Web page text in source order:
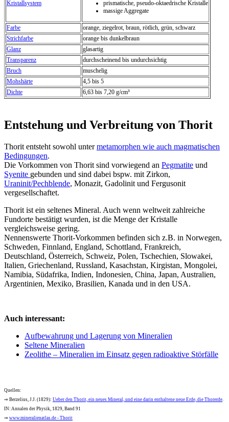
Kristallsystem
prismatische, pseudo-oktaedrische Kristalle
massige Aggregate
Farbe
orange, ziegelrot, braun, rötlich, grün, schwarz
Strichfarbe
orange bis dunkelbraun
Glanz
glasartig
Transparenz
durchscheinend bis undurchsichtig
Bruch
muschelig
Mohshärte
4,5 bis 5
Dichte
6,63 bis 7,20 g/cm³
Entstehung und Verbreitung von Thorit
Thorit entsteht sowohl untermetamorphen wie auch magmatischen
Bedingungen.
Die Vorkommen von Thorit sind vorwiegend an Pegmatite und
Syenite gebunden und sind dabei bspw. mit Zirkon,
Uraninit/Pechblende, Monazit, Gadolinit und Fergusonit
vergesellschaftet.
Thorit ist ein seltenes Mineral. Auch wenn weltweit zahlreiche
Fundorte bestätigt wurden, ist die Menge der Kristalle
vergleichsweise gering.
Nennenswerte Thorit-Vorkommen befinden sich z.B. in Norwegen,
Schweden, Finnland, England, Schottland, Frankreich,
Deutschland, Österreich, Schweiz, Polen, Tschechien, Slowakei,
Italien, Griechenland, Russland, Kasachstan, Kirgistan, Mongolei,
Namibia, Südafrika, Indien, Indonesien, China, Japan, Australien,
Argentinien, Mexiko, Brasilien, Kanada und in den USA.
Auch interessant:
Aufbewahrung und Lagerung von Mineralien
Seltene Mineralien
Zeolithe – Mineralien im Einsatz gegen radioaktive Störfälle
Quellen:
⇒ Berzelius, J.J. (1829): Ueber den Thorit, ein neues Mineral, und eine darin enthaltene neue Erde, die Thorerde.
IN: Annalen der Physik, 1829, Band 91
⇒ www.mineralienatlas.de - Thorit